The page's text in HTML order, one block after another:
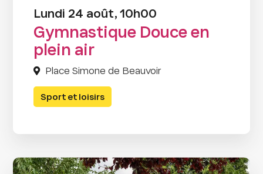
Lundi 24 août, 10h00
Gymnastique Douce en
plein air
Place Simone de Beauvoir
Sport et loisirs